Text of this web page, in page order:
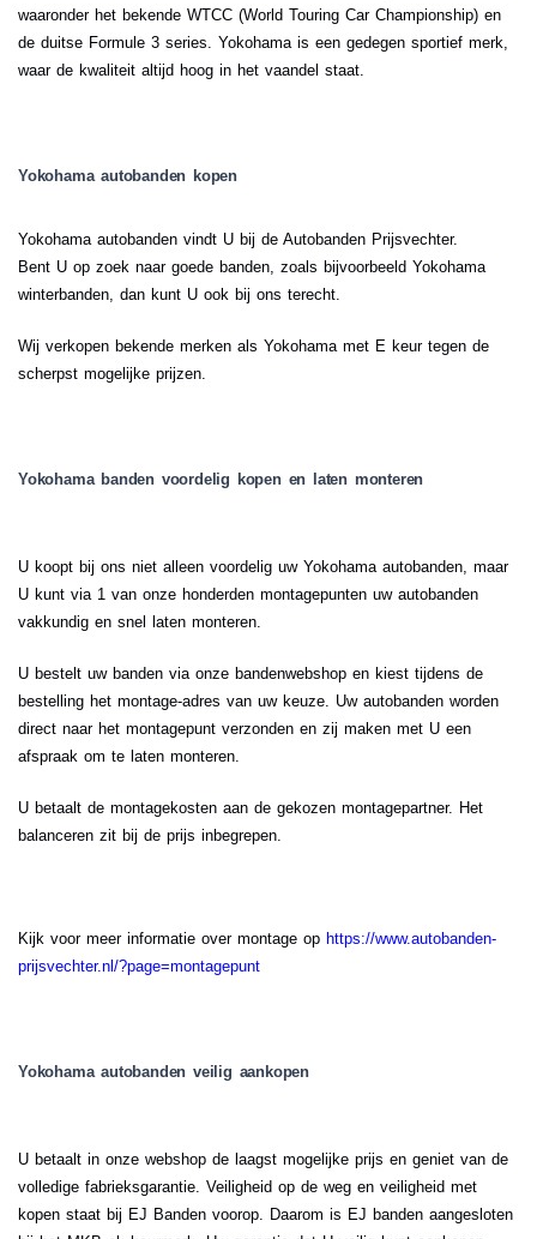
waaronder het bekende WTCC (World Touring Car Championship) en
de duitse Formule 3 series. Yokohama is een gedegen sportief merk,
waar de kwaliteit altijd hoog in het vaandel staat.
Yokohama autobanden kopen
Yokohama autobanden vindt U bij de Autobanden Prijsvechter.
Bent U op zoek naar goede banden, zoals bijvoorbeeld Yokohama
winterbanden, dan kunt U ook bij ons terecht.
Wij verkopen bekende merken als Yokohama met E keur tegen de
scherpst mogelijke prijzen.
Yokohama banden voordelig kopen en laten monteren
U koopt bij ons niet alleen voordelig uw Yokohama autobanden, maar
U kunt via 1 van onze honderden montagepunten uw autobanden
vakkundig en snel laten monteren.
U bestelt uw banden via onze bandenwebshop en kiest tijdens de
bestelling het montage-adres van uw keuze. Uw autobanden worden
direct naar het montagepunt verzonden en zij maken met U een
afspraak om te laten monteren.
U betaalt de montagekosten aan de gekozen montagepartner. Het
balanceren zit bij de prijs inbegrepen.
Kijk voor meer informatie over montage op https://www.autobanden-
prijsvechter.nl/?page=montagepunt
Yokohama autobanden veilig aankopen
U betaalt in onze webshop de laagst mogelijke prijs en geniet van de
volledige fabrieksgarantie. Veiligheid op de weg en veiligheid met
kopen staat bij EJ Banden voorop. Daarom is EJ banden aangesloten